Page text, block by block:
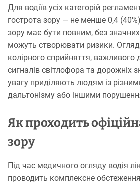
Для водіїв усіх категорій
гострота зору — не менше 0,4
зору має бути повним, без значних
можуть створювати ризики.
колірного сприйняття, важливого
сигналів світлофора та дорожніх
увагу приділяють людям із
дальтонізму або іншими
Як проходить
зору
Під час медичного огляду водія
проводить комплексне